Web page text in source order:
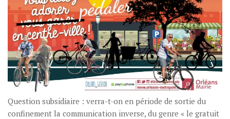
Question subsidiaire : verra-t-on en période de sortie du
confinement la communication inverse, du genre « le gratuit